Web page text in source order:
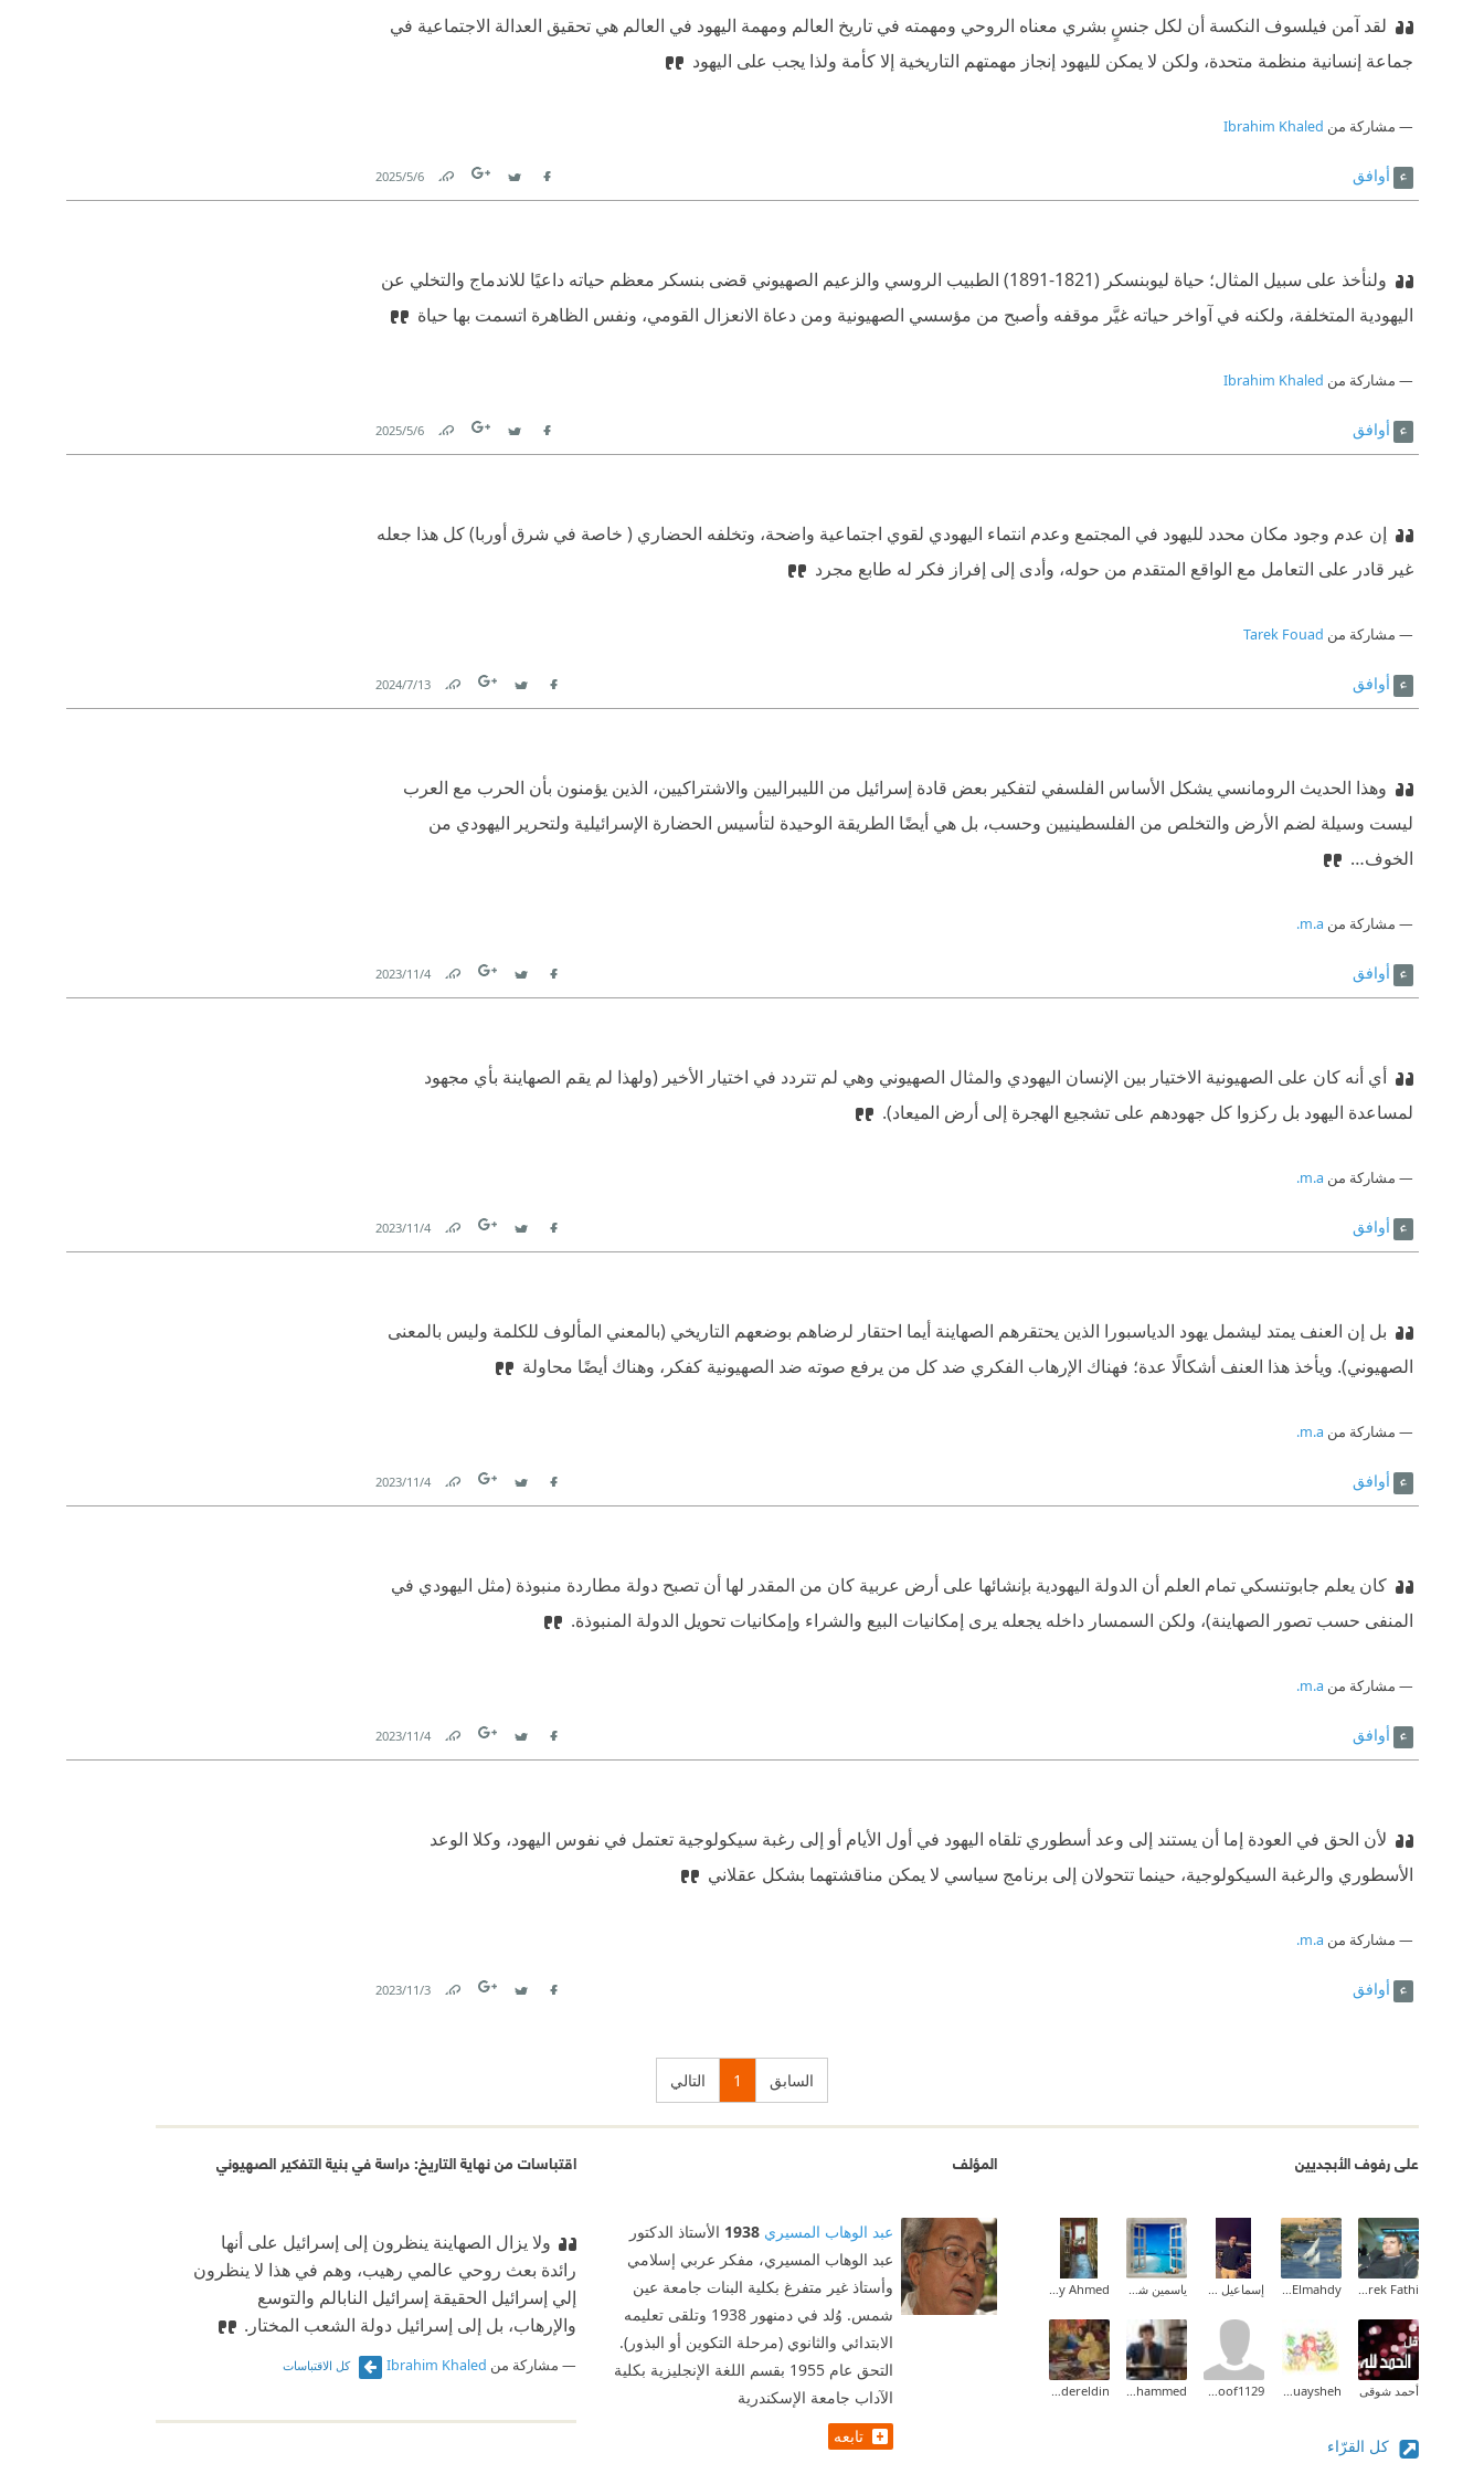
لقد آمن فيلسوف النكسة أن لكل جنسٍ بشري معناه الروحي ومهمته في تاريخ العالم ومهمة اليهود في العالم هي تحقيق العدالة الاجتماعية في
جماعة إنسانية منظمة متحدة، ولكن لا يمكن لليهود إنجاز مهمتهم التاريخية إلا كأمة ولذا يجب على اليهود
مشاركة من Ibrahim Khaled
Facebook
Twitter
Link
6‏/5‏/2025 أوافق
ولنأخذ على سبيل المثال؛ حياة ليوبنسكر (1821-1891) الطبيب الروسي والزعيم الصهيوني قضى بنسكر معظم حياته داعيًا للاندماج والتخلي عن
اليهودية المتخلفة، ولكنه في آواخر حياته غيَّر موقفه وأصبح من مؤسسي الصهيونية ومن دعاة الانعزال القومي، ونفس الظاهرة اتسمت بها حياة
مشاركة من Ibrahim Khaled
Facebook
Twitter
Link
6‏/5‏/2025 أوافق
إن عدم وجود مكان محدد لليهود في المجتمع وعدم انتماء اليهودي لقوي اجتماعية واضحة، وتخلفه الحضاري ( خاصة في شرق أوربا) كل هذا جعله
غير قادر على التعامل مع الواقع المتقدم من حوله، وأدى إلى إفراز فكر له طابع مجرد
مشاركة من Tarek Fouad
Facebook
Twitter
Link
13‏/7‏/2024 أوافق
وهذا الحديث الرومانسي يشكل الأساس الفلسفي لتفكير بعض قادة إسرائيل من الليبراليين والاشتراكيين، الذين يؤمنون بأن الحرب مع العرب
ليست وسيلة لضم الأرض والتخلص من الفلسطينيين وحسب، بل هي أيضًا الطريقة الوحيدة لتأسيس الحضارة الإسرائيلية ولتحرير اليهودي من
الخوف…
مشاركة من m.a.
Facebook
Twitter
Link
4‏/11‏/2023 أوافق
أي أنه كان على الصهيونية الاختيار بين الإنسان اليهودي والمثال الصهيوني وهي لم تتردد في اختيار الأخير (ولهذا لم يقم الصهاينة بأي مجهود
لمساعدة اليهود بل ركزوا كل جهودهم على تشجيع الهجرة إلى أرض الميعاد).
مشاركة من m.a.
Facebook
Twitter
Link
4‏/11‏/2023 أوافق
بل إن العنف يمتد ليشمل يهود الدياسبورا الذين يحتقرهم الصهاينة أيما احتقار لرضاهم بوضعهم التاريخي (بالمعني المألوف للكلمة وليس بالمعنى
الصهيوني). ويأخذ هذا العنف أشكالًا عدة؛ فهناك الإرهاب الفكري ضد كل من يرفع صوته ضد الصهيونية كفكر، وهناك أيضًا محاولة
مشاركة من m.a.
Facebook
Twitter
Link
4‏/11‏/2023 أوافق
كان يعلم جابوتنسكي تمام العلم أن الدولة اليهودية بإنشائها على أرض عربية كان من المقدر لها أن تصبح دولة مطاردة منبوذة (مثل اليهودي في
المنفى حسب تصور الصهاينة)، ولكن السمسار داخله يجعله يرى إمكانيات البيع والشراء وإمكانيات تحويل الدولة المنبوذة.
مشاركة من m.a.
Facebook
Twitter
Link
4‏/11‏/2023 أوافق
لأن الحق في العودة إما أن يستند إلى وعد أسطوري تلقاه اليهود في أول الأيام أو إلى رغبة سيكولوجية تعتمل في نفوس اليهود، وكلا الوعد
الأسطوري والرغبة السيكولوجية، حينما تتحولان إلى برنامج سياسي لا يمكن مناقشتهما بشكل عقلاني
مشاركة من m.a.
3‏/11‏/2023 أوافق
السابق 1 التالي
على رفوف الأبجديين
Tarek Fathi
Eman Elmahdy إسماعيل عبد الله ياسمين شرف Maaly Ahmed
أحمد شوقى Doaa A. Abuaysheh
hanoof1129
Maumen Mohammed
Hams Badereldin 🎋🕊️
كل القرّاء
المؤلف
عبد الوهاب المسيري 1938 الأستاذ الدكتور
عبد الوهاب المسيري، مفكر عربي إسلامي
وأستاذ غير متفرغ بكلية البنات جامعة عين
شمس. وُلد في دمنهور 1938 وتلقى تعليمه
الابتدائي والثانوي (مرحلة التكوين أو البذور).
التحق عام 1955 بقسم اللغة الإنجليزية بكلية
الآداب جامعة الإسكندرية
تابعه
اقتباسات من نهاية التاريخ: دراسة في بنية التفكير الصهيوني
ولا يزال الصهاينة ينظرون إلى إسرائيل على أنها
رائدة بعث روحي عالمي رهيب، وهم في هذا لا ينظرون
إلي إسرائيل الحقيقة إسرائيل النابالم والتوسع
والإرهاب، بل إلى إسرائيل دولة الشعب المختار.
مشاركة من Ibrahim Khaled كل الاقتباسات